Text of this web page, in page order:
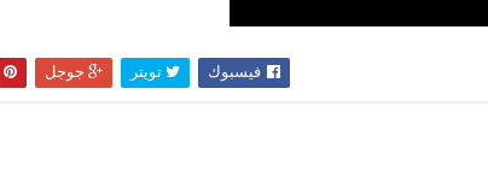
فيسبوك تويتر جوجل